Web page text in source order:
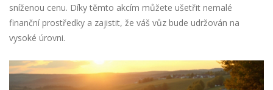
sníženou cenu. Díky těmto akcím můžete ušetřit nemalé
finanční prostředky a zajistit, že váš vůz bude udržován na
vysoké úrovni.